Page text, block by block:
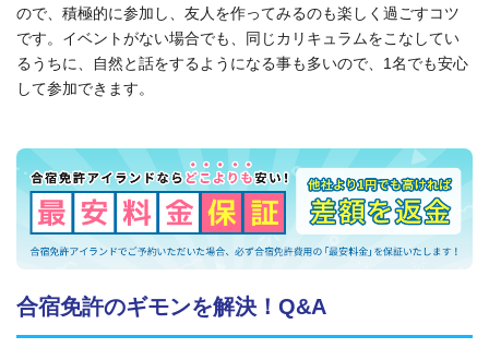
ので、積極的に参加し、友人を作ってみるのも楽しく過ごすコツ
です。イベントがない場合でも、同じカリキュラムをこなしてい
るうちに、自然と話をするようになる事も多いので、1名でも安心
して参加できます。
合宿免許のギモンを解決！Q&A